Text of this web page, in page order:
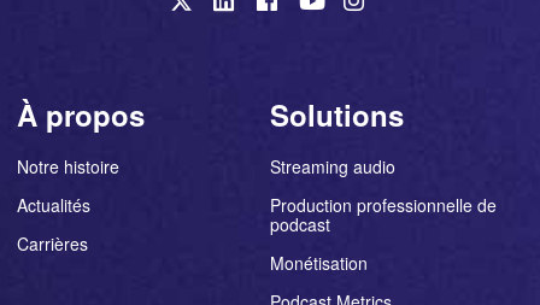
À propos
Notre histoire
Actualités
Carrières
Solutions
Streaming audio
Production professionnelle de
podcast
Monétisation